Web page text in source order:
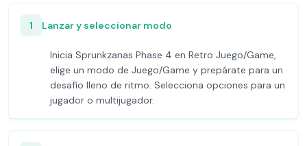
1 Lanzar y seleccionar modo
Inicia Sprunkzanas Phase 4 en Retro Juego/Game,
elige un modo de Juego/Game y prepárate para un
desafío lleno de ritmo. Selecciona opciones para un
jugador o multijugador.